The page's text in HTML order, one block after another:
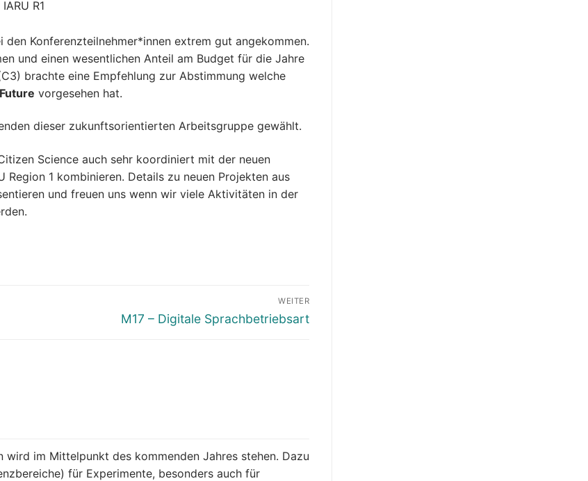
R1
den Konferenzteilnehmer*innen extrem gut angekommen.
und einen wesentlichen Anteil am Budget für die Jahre
brachte eine Empfehlung zur Abstimmung welche
vorgesehen hat.
dieser zukunftsorientierten Arbeitsgruppe gewählt.
Science auch sehr koordiniert mit der neuen
1 kombinieren. Details zu neuen Projekten aus
und freuen uns wenn wir viele Aktivitäten in der
WEITER
Nächster
M17 – Digitale Sprachbetriebsart
im Mittelpunkt des kommenden Jahres stehen. Dazu
für Experimente, besonders auch für